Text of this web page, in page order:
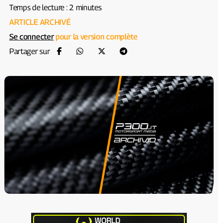
Temps de lecture : 2 minutes
ARTICLE ARCHIVÉ
Se connecterpour la version complète
Partager sur